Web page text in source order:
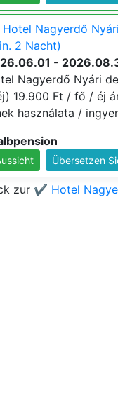
Nagyerdő
2 Nacht)
-
Nagyerdő Nyári
19.900 Ft / fő / éj
használata /
Übersetzen
zur ✔️ Hotel